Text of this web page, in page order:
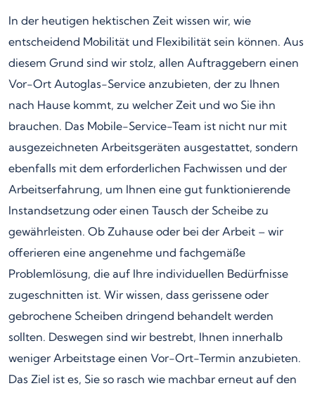
In der heutigen hektischen Zeit wissen wir, wie
entscheidend Mobilität und Flexibilität sein können. Aus
diesem Grund sind wir stolz, allen Auftraggebern einen
Vor-Ort Autoglas-Service anzubieten, der zu Ihnen
nach Hause kommt, zu welcher Zeit und wo Sie ihn
brauchen. Das Mobile-Service-Team ist nicht nur mit
ausgezeichneten Arbeitsgeräten ausgestattet, sondern
ebenfalls mit dem erforderlichen Fachwissen und der
Arbeitserfahrung, um Ihnen eine gut funktionierende
Instandsetzung oder einen Tausch der Scheibe zu
gewährleisten. Ob Zuhause oder bei der Arbeit – wir
offerieren eine angenehme und fachgemäße
Problemlösung, die auf Ihre individuellen Bedürfnisse
zugeschnitten ist. Wir wissen, dass gerissene oder
gebrochene Scheiben dringend behandelt werden
sollten. Deswegen sind wir bestrebt, Ihnen innerhalb
weniger Arbeitstage einen Vor-Ort-Termin anzubieten.
Das Ziel ist es, Sie so rasch wie machbar erneut auf den